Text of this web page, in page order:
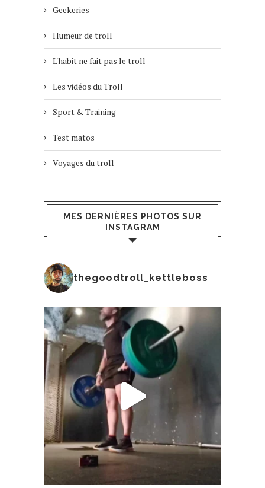
Geekeries
Humeur de troll
L'habit ne fait pas le troll
Les vidéos du Troll
Sport & Training
Test matos
Voyages du troll
MES DERNIÈRES PHOTOS SUR
INSTAGRAM
thegoodtroll_kettleboss